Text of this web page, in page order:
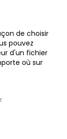
de choisir
pouvez
d'un fichier
où sur